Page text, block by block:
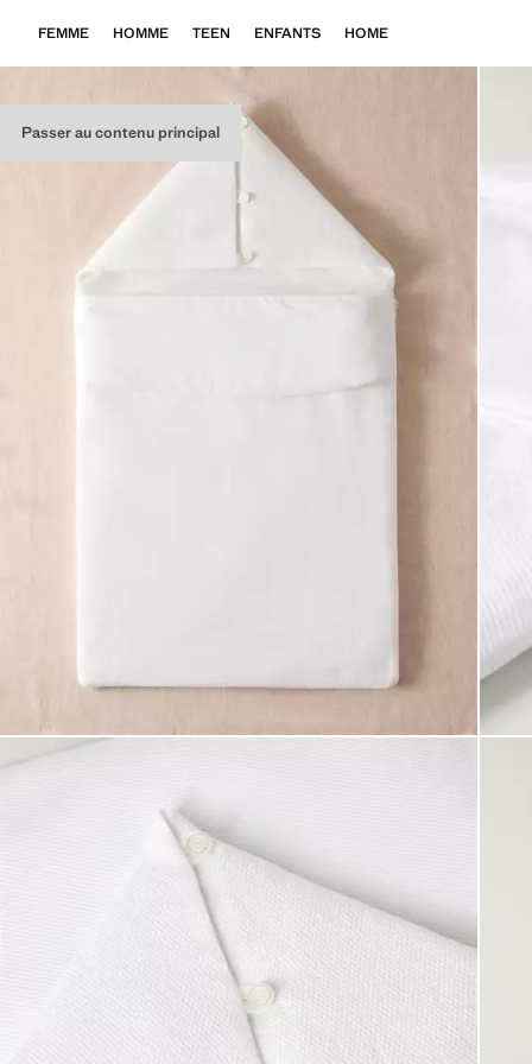
Passer au contenu principal
FEMME HOMME TEEN ENFANTS HOME